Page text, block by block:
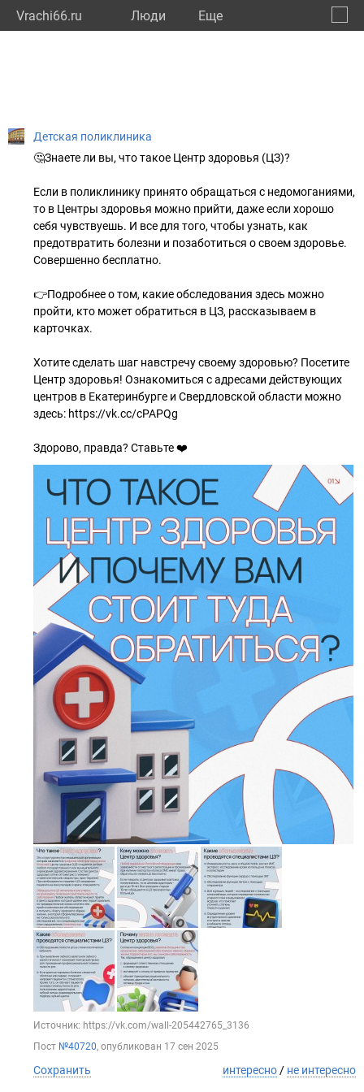
Vrachi66.ru Люди Eще
Детская поликлиника
🤔Знаете ли вы, что такое Центр здоровья (ЦЗ)?
Если в поликлинику принято обращаться с недомоганиями,
то в Центры здоровья можно прийти, даже если хорошо
себя чувствуешь. И все для того, чтобы узнать, как
предотвратить болезни и позаботиться о своем здоровье.
Совершенно бесплатно.
👉Подробнее о том, какие обследования здесь можно
пройти, кто может обратиться в ЦЗ, рассказываем в
карточках.
Хотите сделать шаг навстречу своему здоровью? Посетите
Центр здоровья! Ознакомиться с адресами действующих
центров в Екатеринбурге и Свердловской области можно
здесь: https://vk.cc/cPAPQg
Здорово, правда? Ставьте ❤️
Источник: https://vk.com/wall-205442765_3136
Пост №40720, опубликован 17 сен 2025
Сохранить интересно / не интересно